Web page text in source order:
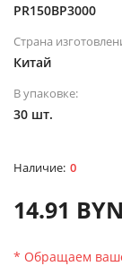
PR150BP3000
Страна
Китай
В упаковке:
30 шт.
0
14.91 BYN
* Обращаем